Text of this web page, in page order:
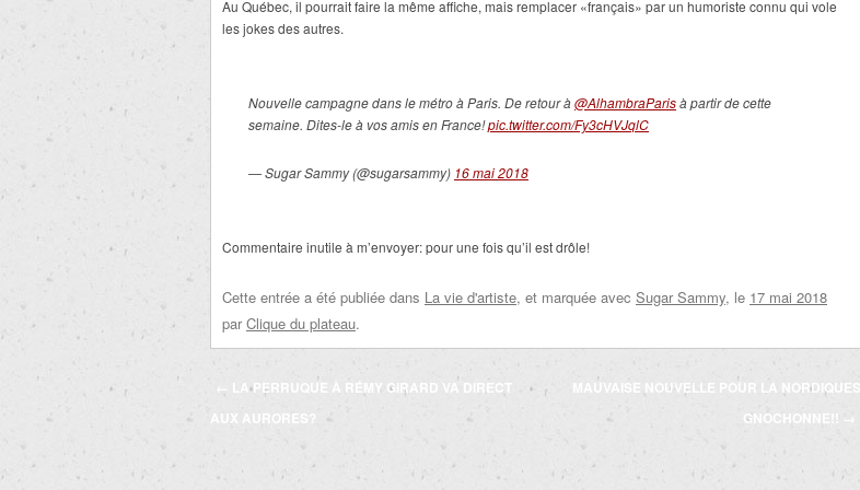
Au Québec, il pourrait faire la même affiche, mais remplacer «français» par un humoriste connu qui vole
les jokes des autres.
Nouvelle campagne dans le métro à Paris. De retour à@AlhambraParisà partir de cette
semaine. Dites-le à vos amis en France!pic.twitter.com/Fy3cHVJqlC
— Sugar Sammy (@sugarsammy) 16 mai 2018
Commentaire inutile à m’envoyer: pour une fois qu’il est drôle!
Cette entrée a été publiée dans La vie d'artiste, et marquée avec Sugar Sammy, le 17 mai 2018
par Clique du plateau.
Navigation
des
← LA PERRUQUE À RÉMY GIRARD VA DIRECT
AUX AURORES?
MAUVAISE NOUVELLE POUR LA NORDIQUES
GNOCHONNE!!
→